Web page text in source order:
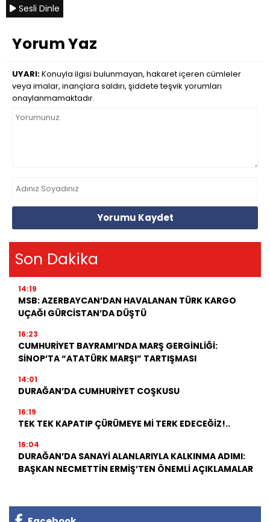
Sesli Dinle
Yorum Yaz
UYARI:Konuyla ilgisi bulunmayan, hakaret içeren cümleler
veya imalar, inançlara saldırı, şiddete teşvik yorumları
onaylanmamaktadır.
Yorumu Kaydet
Son Dakika
14:19
MSB: AZERBAYCAN’DAN HAVALANAN TÜRK KARGO
UÇAĞI GÜRCİSTAN’DA DÜŞTÜ
16:23
CUMHURİYET BAYRAMI’NDA MARŞ GERGİNLİĞİ:
SİNOP’TA “ATATÜRK MARŞI” TARTIŞMASI
14:01
DURAĞAN’DA CUMHURİYET COŞKUSU
16:19
TEK TEK KAPATIP ÇÜRÜMEYE Mİ TERK EDECEĞİZ!..
16:04
DURAĞAN’DA SANAYİ ALANLARIYLA KALKINMA ADIMI:
BAŞKAN NECMETTİN ERMİŞ’TEN ÖNEMLİ AÇIKLAMALAR